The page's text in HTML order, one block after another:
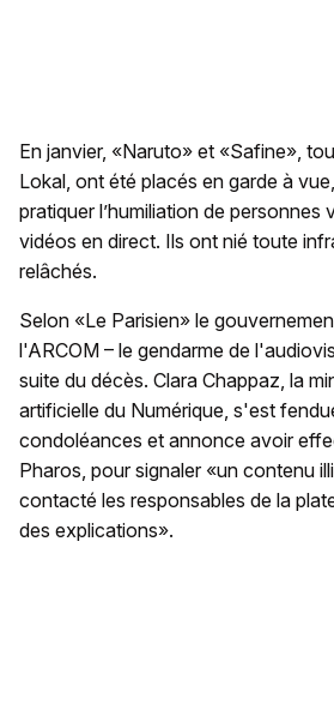
En janvier, «Naruto» et «Safine»,
Lokal, ont été placés en garde à
pratiquer l’humiliation de personnes
vidéos en direct. Ils ont nié toute
relâchés.
Selon «Le Parisien» le
l'ARCOM – le gendarme de
suite du décès. Clara Chappaz, la
artificielle du Numérique, s'est
condoléances et annonce avoir
Pharos, pour signaler «un contenu
contacté les responsables de la
des explications».